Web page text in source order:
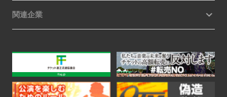
関連企業